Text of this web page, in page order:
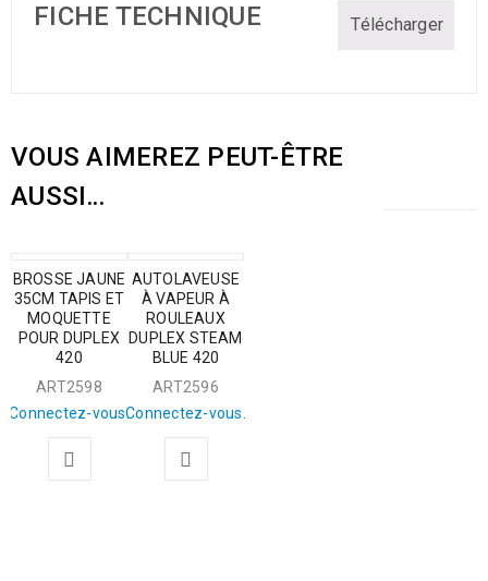
FICHE TECHNIQUE Télécharger
VOUS AIMEREZ PEUT-ÊTRE
AUSSI…
BROSSE JAUNE
35CM TAPIS ET
MOQUETTE
POUR DUPLEX
420
ART2598
Connectez-vous.
AUTOLAVEUSE
À VAPEUR À
ROULEAUX
DUPLEX STEAM
BLUE 420
ART2596
Connectez-vous.